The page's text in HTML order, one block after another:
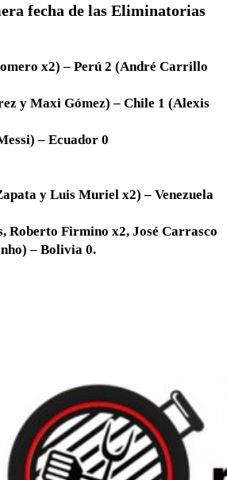
fecha de las Eliminatorias
x2) – Perú 2 (André Carrillo
y Maxi Gómez) – Chile 1 (Alexis
– Ecuador 0
y Luis Muriel x2) – Venezuela
Roberto Firmino x2, José Carrasco
– Bolivia 0.